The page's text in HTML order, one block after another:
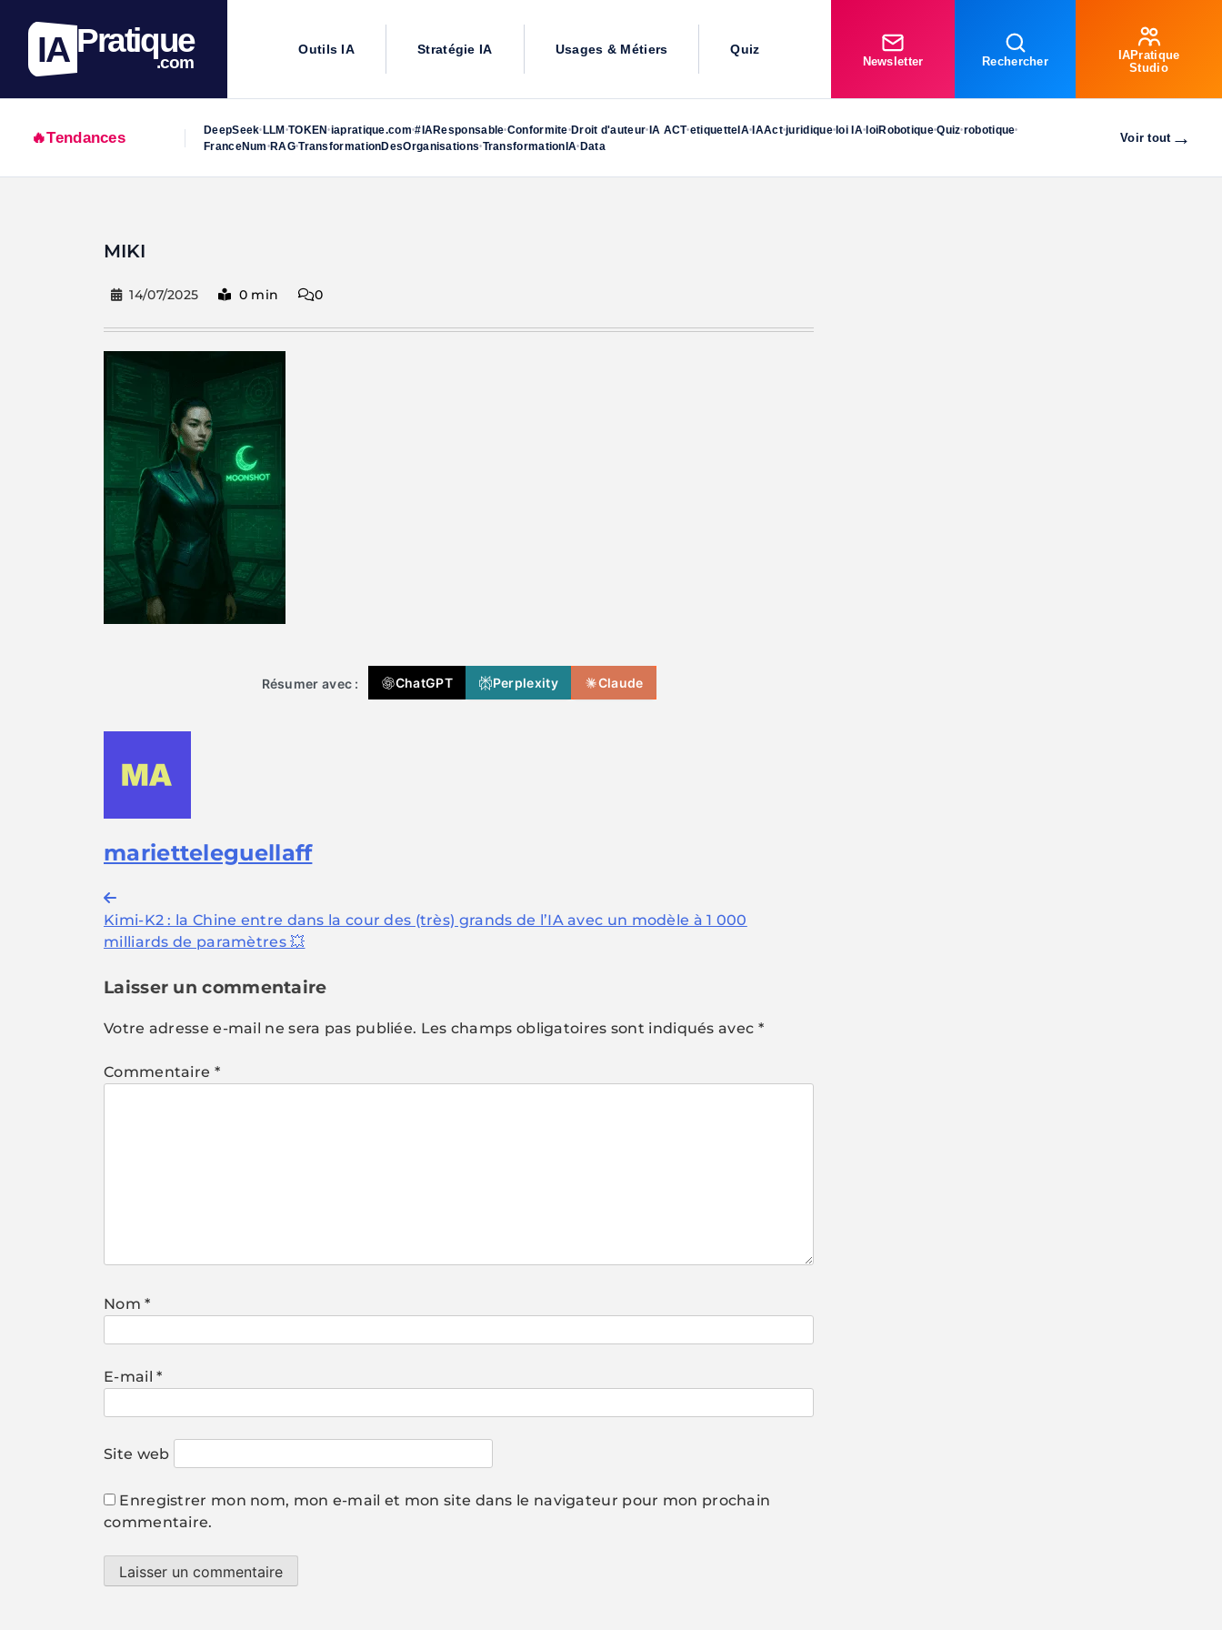
IA Pratique
.com
Outils IA Stratégie IA Usages & Métiers Quiz
Newsletter Rechercher
IAPratique
Studio
🔥Tendances DeepSeek• LLM •TOKEN•iapratique.com•#IAResponsable•Conformite• Droit d'auteur• IA ACT•etiquetteIA• IAAct•juridique• loi IA• loiRobotique•Quiz•robotique•
FranceNum • RAG•TransformationDesOrganisations•TransformationIA• Data
Voir tout→
MIKI
14/07/2025 0 min 0
Résumer avec : ChatGPT Perplexity Claude
marietteleguellaff
Navigation
de
Kimi-K2 : la Chine entre dans la cour des (très) grands de l’IA avec un modèle à 1 000
milliards de paramètres 💥
Laisser un commentaire
Votre adresse e-mail ne sera pas publiée. Les champs obligatoires sont indiqués avec *
Commentaire *
Nom*
E-mail*
Site web
Enregistrer mon nom, mon e-mail et mon site dans le navigateur pour mon prochain
commentaire.